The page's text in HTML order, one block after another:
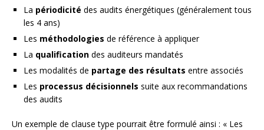
La périodicité des audits énergétiques (généralement tous
les 4 ans)
Les méthodologies de référence à appliquer
La qualification des auditeurs mandatés
Les modalités de partage des résultats entre associés
Les processus décisionnels suite aux recommandations
des audits
Un exemple de clause type pourrait être formulé ainsi : « Les